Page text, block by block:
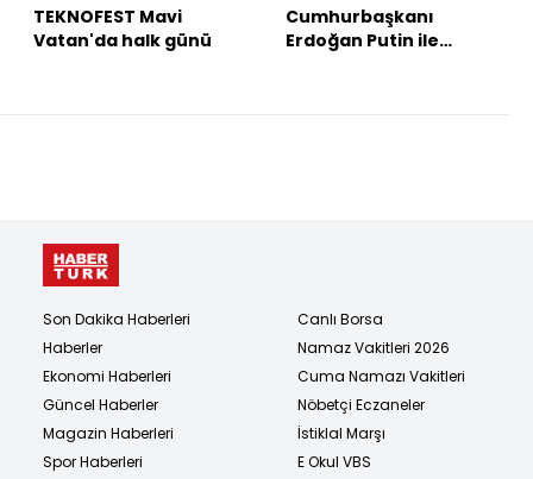
TEKNOFEST Mavi
Vatan'da halk günü
Cumhurbaşkanı
Erdoğan Putin ile
Son Dakika Haberleri
Haberler
Ekonomi Haberleri
Güncel Haberler
Magazin Haberleri
Spor Haberleri
Canlı Borsa
Namaz Vakitleri 2026
Cuma Namazı Vakitleri
Nöbetçi Eczaneler
İstiklal Marşı
E Okul VBS